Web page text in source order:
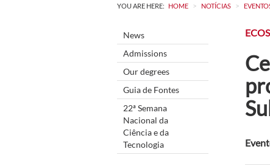
YOU ARE HERE: HOME > NOTÍCIAS >
News
Admissions
Our degrees
Guia de Fontes
22ª Semana
Nacional da
Ciência e da
Tecnologia